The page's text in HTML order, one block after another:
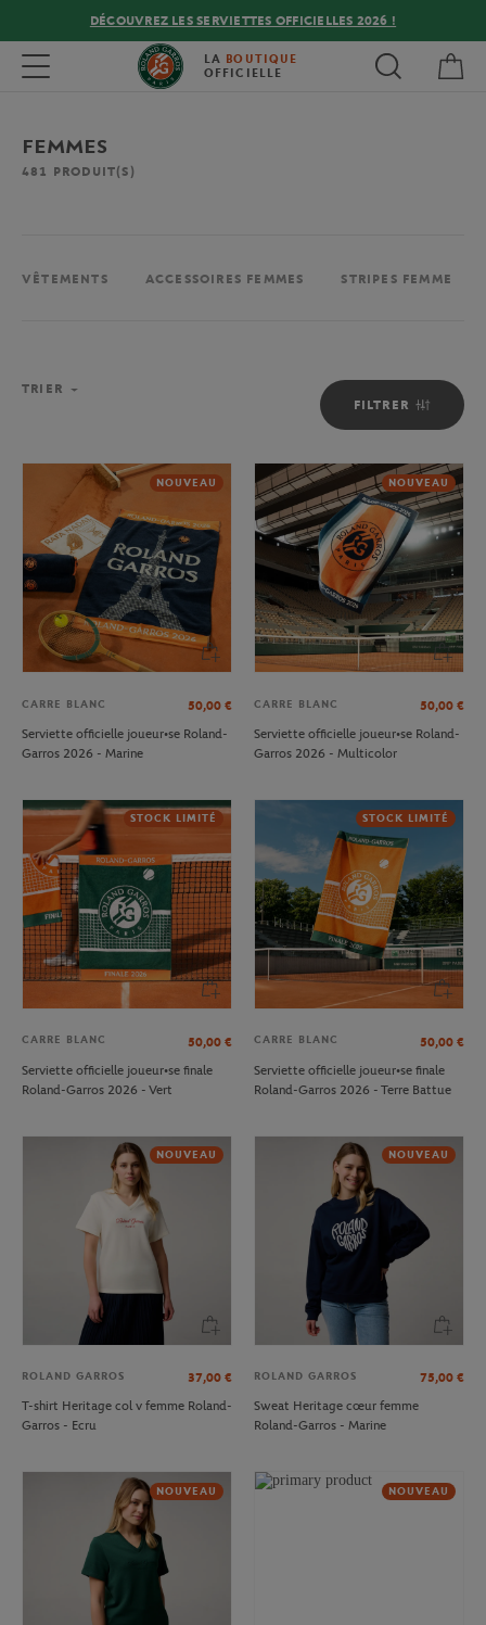
DÉCOUVREZ LES SERVIETTES OFFICIELLES 2026 !
Toggle navigation LA BOUTIQUE
OFFICIELLE
FEMMES
481 PRODUIT(S)
VÊTEMENTS ACCESSOIRES FEMMES STRIPES FEMME
FILTRER
TRIER
NOUVEAU
CARRE BLANC 50,00 €
Serviette officielle joueur•se Roland-
Garros 2026 - Marine
NOUVEAU
CARRE BLANC 50,00 €
Serviette officielle joueur•se Roland-
Garros 2026 - Multicolor
STOCK LIMITÉ
CARRE BLANC 50,00 €
Serviette officielle joueur•se finale
Roland-Garros 2026 - Vert
STOCK LIMITÉ
CARRE BLANC 50,00 €
Serviette officielle joueur•se finale
Roland-Garros 2026 - Terre Battue
NOUVEAU
ROLAND GARROS 37,00 €
T-shirt Heritage col v femme Roland-
Garros - Ecru
NOUVEAU
ROLAND GARROS 75,00 €
Sweat Heritage cœur femme
Roland-Garros - Marine
NOUVEAU NOUVEAU